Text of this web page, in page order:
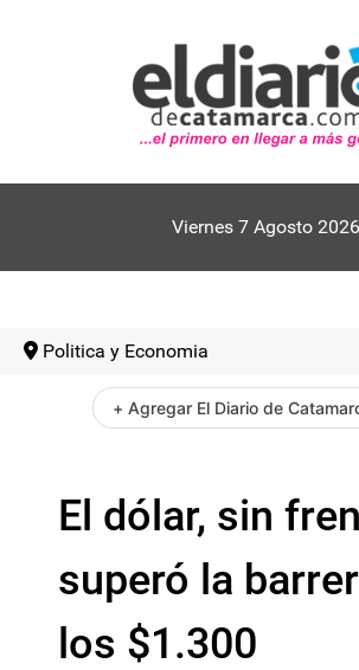
Viernes 7 Agosto 2026
Politica y Economia
+ Agregar El Diario de
El dólar, sin
superó la
los $1.300